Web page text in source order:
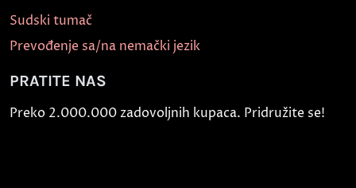
Sudski tumač
Prevođenje sa/na nemački jezik
PRATITE NAS
Preko 2.000.000 zadovoljnih kupaca. Pridružite se!